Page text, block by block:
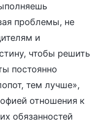
проблемы, не
и
чтобы решить
постоянно
тем лучше»,
отношения к
обязанностей